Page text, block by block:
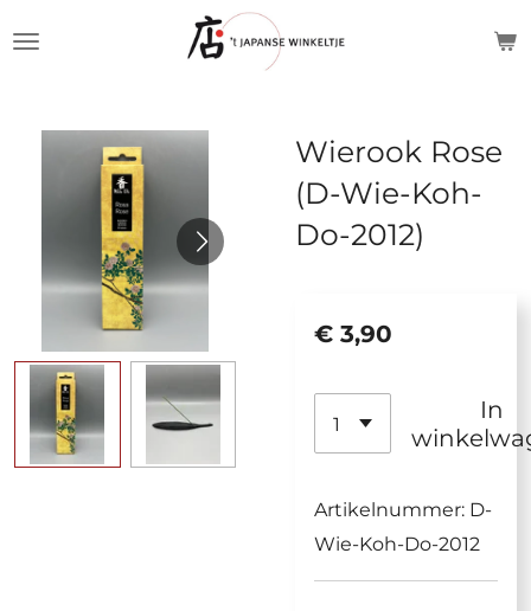
hoofdinhoud
Wierook Rose
(D-Wie-Koh-
Do-2012)
€ 3,90
In
Artikelnummer: D-
Wie-Koh-Do-2012